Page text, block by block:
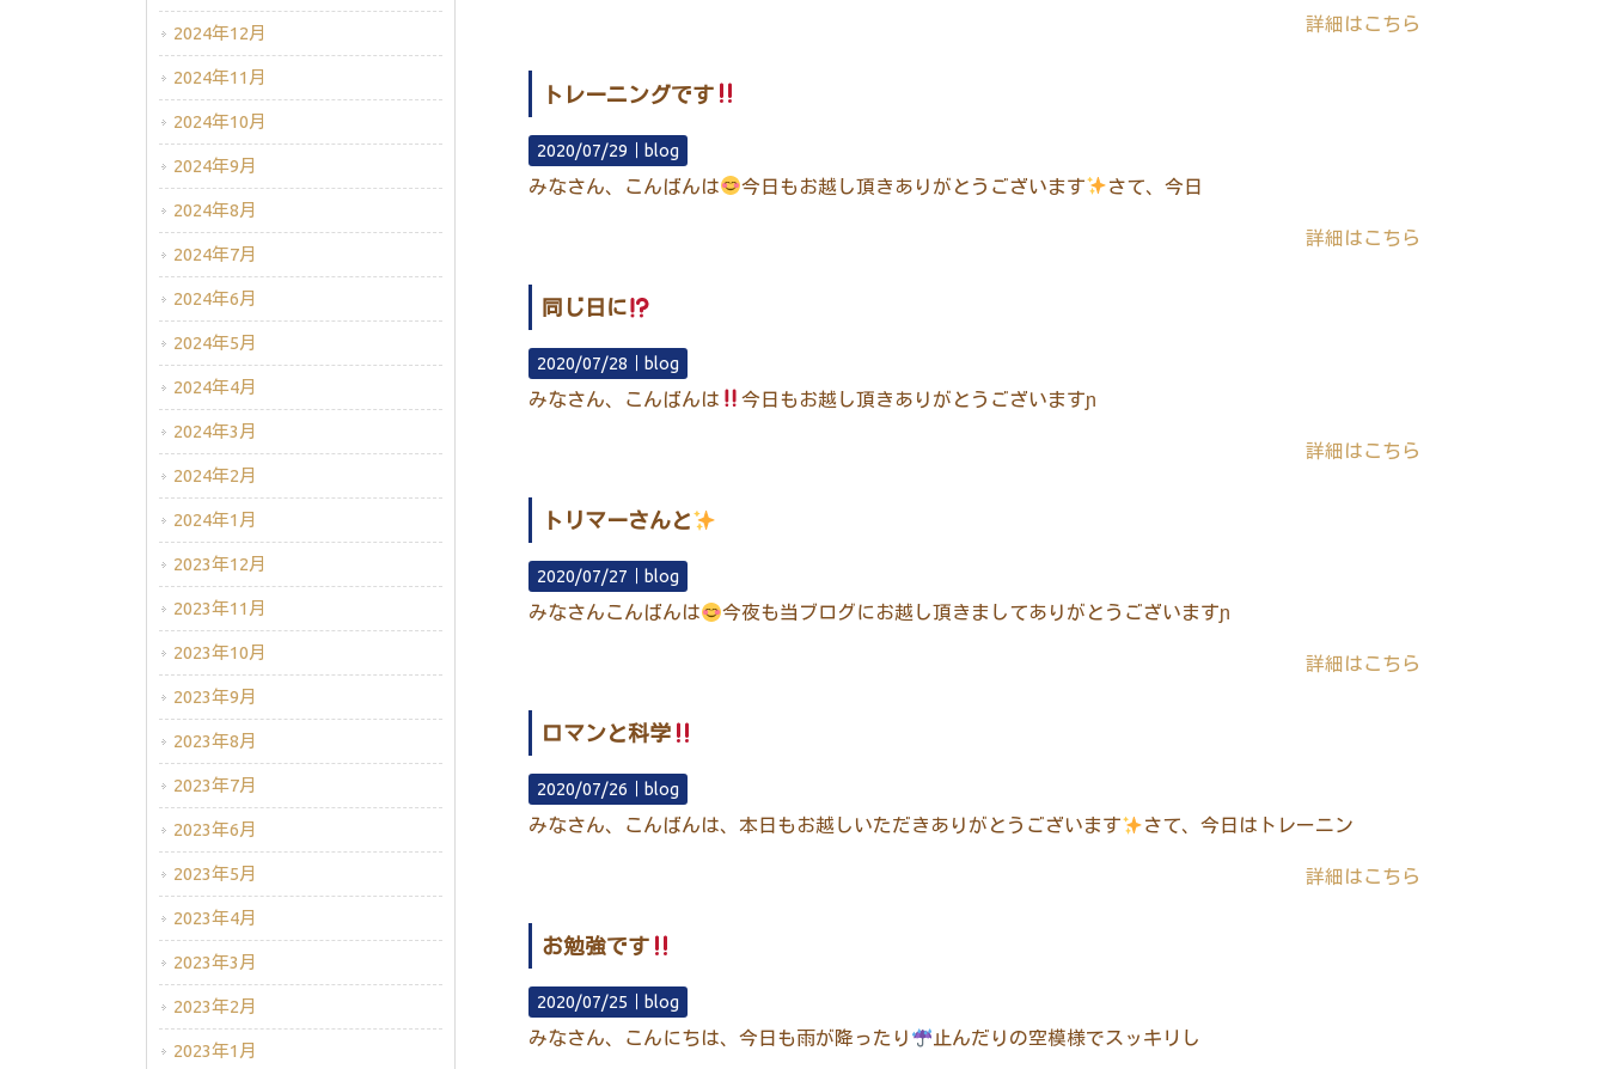
詳細はこちら
トレーニングです
2020/07/29｜ blog
みなさん、こんばんは 今日もお越し頂きありがとうございます さて、今日
詳細はこちら
同じ日に
2020/07/28｜ blog
みなさん、こんばんは 今日もお越し頂きありがとうございますɲ
詳細はこちら
トリマーさんと
2020/07/27｜ blog
みなさんこんばんは 今夜も当ブログにお越し頂きましてありがとうございますɲ
詳細はこちら
ロマンと科学
2020/07/26｜ blog
みなさん、こんばんは、本日もお越しいただきありがとうございます さて、今日はトレーニン
詳細はこちら
お勉強です
2020/07/25｜ blog
みなさん、こんにちは、今日も雨が降ったり 止んだりの空模様でスッキリし
2024年12月
2024年11月
2024年10月
2024年9月
2024年8月
2024年7月
2024年6月
2024年5月
2024年4月
2024年3月
2024年2月
2024年1月
2023年12月
2023年11月
2023年10月
2023年9月
2023年8月
2023年7月
2023年6月
2023年5月
2023年4月
2023年3月
2023年2月
2023年1月